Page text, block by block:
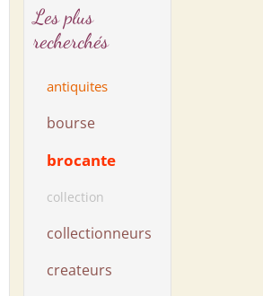
Les plus
recherchés
antiquites
bourse
brocante
collection
collectionneurs
createurs